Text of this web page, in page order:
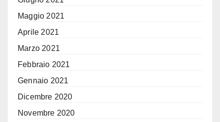
Maggio 2021
Aprile 2021
Marzo 2021
Febbraio 2021
Gennaio 2021
Dicembre 2020
Novembre 2020